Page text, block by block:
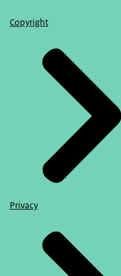
Copyright
Privacy